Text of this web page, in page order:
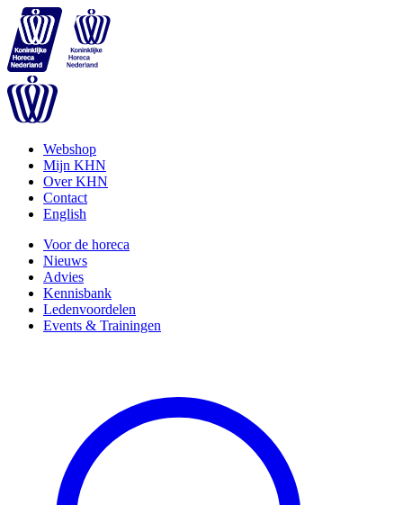
Webshop
Mijn KHN
Over KHN
Contact
English
Voor de horeca
Nieuws
Advies
Kennisbank
Ledenvoordelen
Events & Trainingen